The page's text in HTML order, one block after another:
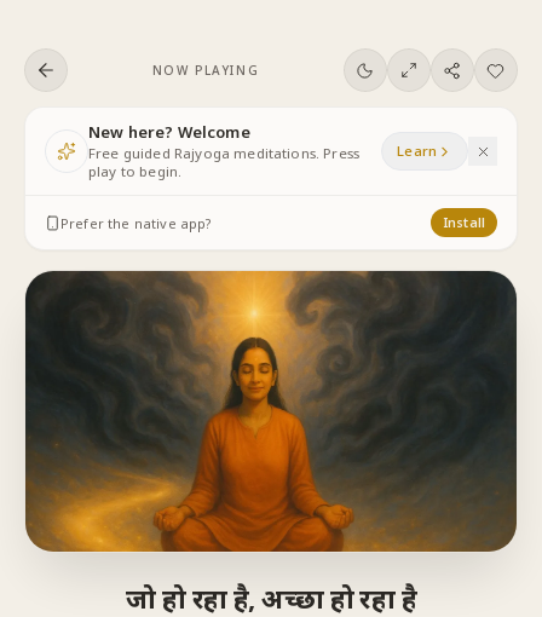
NOW PLAYING
New here? Welcome
Free guided Rajyoga meditations. Press
play to begin.
Learn
Prefer the native app? Install
जो हो रहा है, अच्छा हो रहा है